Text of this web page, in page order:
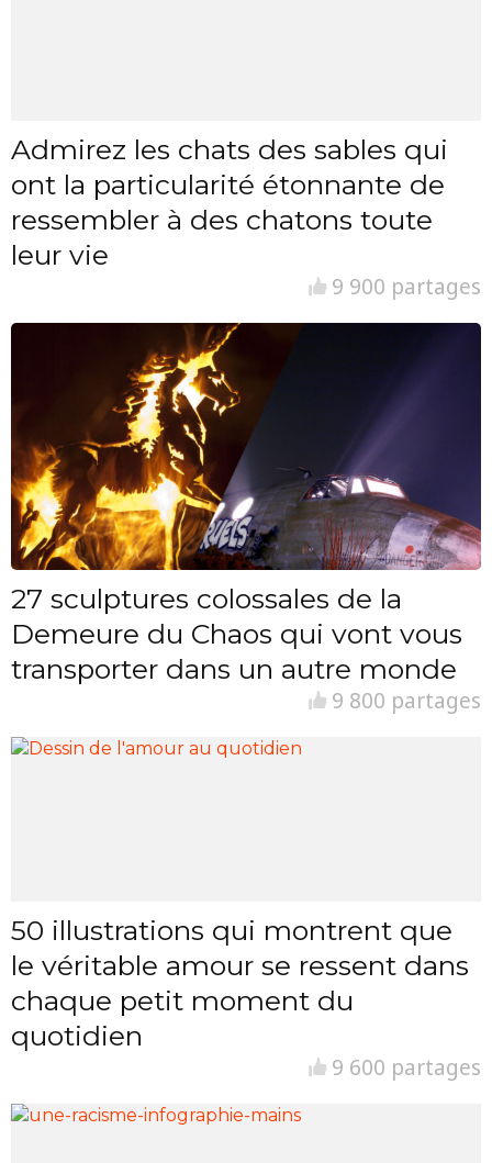
Admirez les chats des sables qui
ont la particularité étonnante de
ressembler à des chatons toute
leur vie
9 900 partages
27 sculptures colossales de la
Demeure du Chaos qui vont vous
transporter dans un autre monde
9 800 partages
50 illustrations qui montrent que
le véritable amour se ressent dans
chaque petit moment du
quotidien
9 600 partages